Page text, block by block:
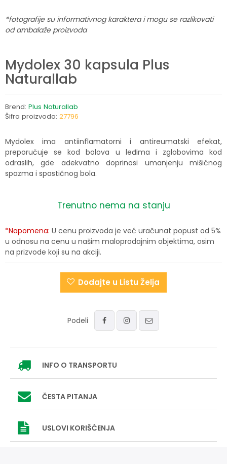
*fotografije su informativnog karaktera i mogu se razlikovati
od ambalaže proizvoda
Mydolex 30 kapsula Plus
Naturallab
Brend: Plus Naturallab
Šifra proizvoda: 27796
Mydolex ima antiinflamatorni i antireumatski efekat,
preporučuje se kod bolova u leđima i zglobovima kod
odraslih, gde adekvatno doprinosi umanjenju mišićnog
spazma i spastičnog bola.
Trenutno nema na stanju
*Napomena: U cenu proizvoda je već uračunat popust od 5%
u odnosu na cenu u našim maloprodajnim objektima, osim
na prizvode koji su na akciji.
Dodajte u Listu Želja
Podeli
INFO O TRANSPORTU
ČESTA PITANJA
USLOVI KORIŠĆENJA